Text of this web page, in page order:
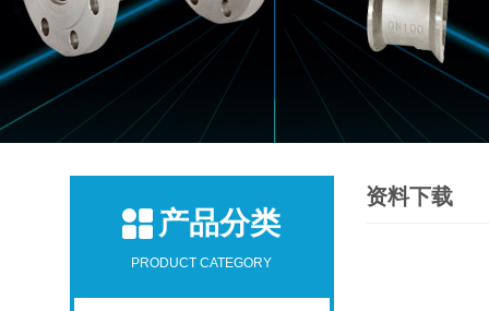
产品分类
PRODUCT CATEGORY
资料下载